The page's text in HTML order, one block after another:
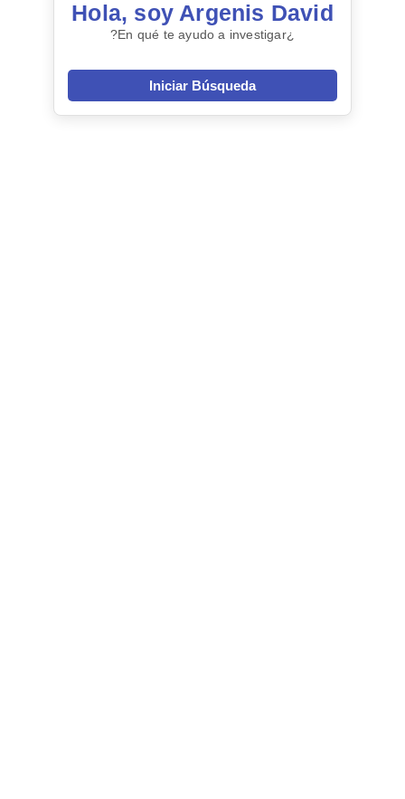
Hola, soy Argenis David
¿En qué te ayudo a investigar?
Iniciar Búsqueda